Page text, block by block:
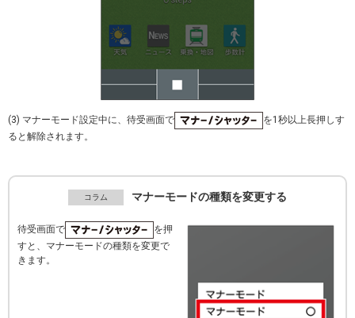
(3) マナーモード設定中に、待受画面で
を1秒以上長押しす
ると解除されます。
マナーモードの種類を変更する
待受画面で
を押
すと、マナーモードの種類を変更で
きます。